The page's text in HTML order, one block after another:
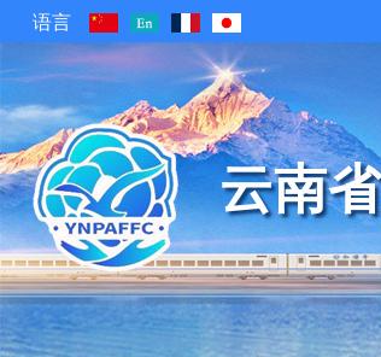
语言
云南